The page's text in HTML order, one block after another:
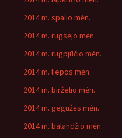
2014 m. spalio mėn.
2014 m. rugsėjo mėn.
2014 m. rugpjūčio mėn.
2014 m. liepos mėn.
2014 m. birželio mėn.
2014 m. gegužės mėn.
2014 m. balandžio mėn.